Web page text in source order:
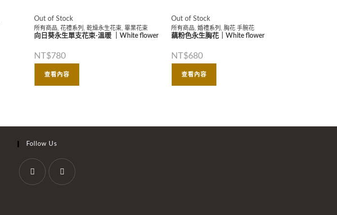
Out of Stock
所有商品 花禮系列 乾燥永生花束 畢業花束
向日葵永生單支花束-溫暖 ｜White flower
NT$780
查看內容
Out of Stock
所有商品 婚禮系列 胸花 手腕花
藕粉色永生胸花｜White flower
NT$680
查看內容
Follow Us